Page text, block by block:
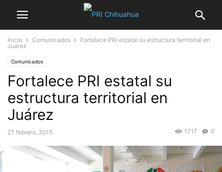
Inicio Comunicados
Fortalece PRI estatal su estructura territorial en
Juárez
Comunicados
Fortalece PRI estatal su
estructura territorial en
Juárez
27 febrero, 2015 0
1717